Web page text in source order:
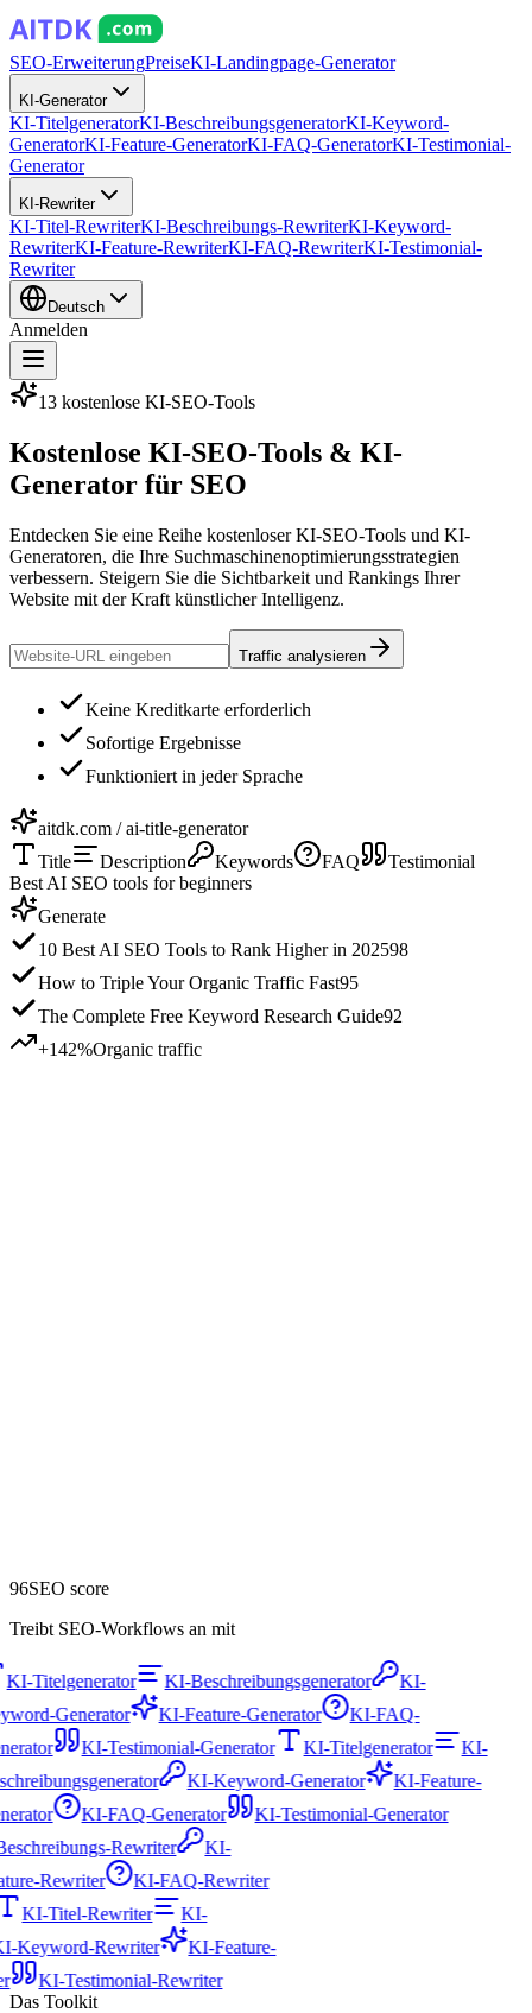
SEO-ErweiterungPreiseKI-Landingpage-Generator
KI-Generator
KI-TitelgeneratorKI-BeschreibungsgeneratorKI-Keyword-
GeneratorKI-Feature-GeneratorKI-FAQ-GeneratorKI-Testimonial-
Generator
KI-Rewriter
KI-Titel-RewriterKI-Beschreibungs-RewriterKI-Keyword-
RewriterKI-Feature-RewriterKI-FAQ-RewriterKI-Testimonial-
Rewriter
Deutsch
Anmelden
13 kostenlose KI-SEO-Tools
Kostenlose KI-SEO-Tools & KI-
Generator für SEO
Entdecken Sie eine Reihe kostenloser KI-SEO-Tools und KI-
Generatoren, die Ihre Suchmaschinenoptimierungsstrategien
verbessern. Steigern Sie die Sichtbarkeit und Rankings Ihrer
Website mit der Kraft künstlicher Intelligenz.
Traffic analysieren
Keine Kreditkarte erforderlich
Sofortige Ergebnisse
Funktioniert in jeder Sprache
aitdk.com / ai-title-generator
Title
Description Keywords FAQ
Testimonial
Best AI SEO tools for beginners
Generate
10 Best AI SEO Tools to Rank Higher in 202598
How to Triple Your Organic Traffic Fast95
The Complete Free Keyword Research Guide92
+142%Organic traffic
96SEO score
Treibt SEO-Workflows an mit
KI-Titelgenerator KI-Beschreibungsgenerator
KI-
Generator
KI-Feature-Generator
KI-FAQ-
KI-Testimonial-Generator KI-Titelgenerator
KI-
KI-Keyword-Generator
KI-Feature-
KI-FAQ-Generator
KI-Testimonial-Generator
Rewriter
KI-
Rewriter
KI-FAQ-Rewriter
KI-Titel-Rewriter
KI-
Keyword-Rewriter
KI-Feature-
KI-Testimonial-Rewriter
Das Toolkit